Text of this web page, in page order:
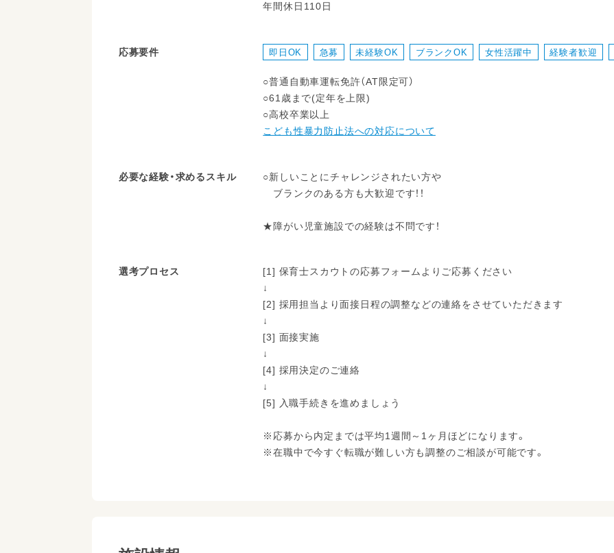
年間休日110日
応募要件 即日OK 急募 未経験OK ブランクOK 女性活躍中 経験者歓迎
○普通自動車運転免許（AT限定可）
○61歳まで(定年を上限)
○高校卒業以上
こども性暴力防止法への対応について
必要な経験・求めるスキル
○新しいことにチャレンジされたい方や
ブランクのある方も大歓迎です！！
★障がい児童施設での経験は不問です！
選考プロセス
[1] 保育士スカウトの応募フォームよりご応募ください
↓
[2] 採用担当より面接日程の調整などの連絡をさせていただきます
↓
[3] 面接実施
↓
[4] 採用決定のご連絡
↓
[5] 入職手続きを進めましょう
※応募から内定までは平均1週間～1ヶ月ほどになります。
※在職中で今すぐ転職が難しい方も調整のご相談が可能です。